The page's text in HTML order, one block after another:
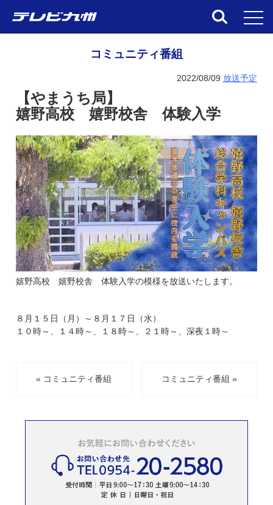
コミュニティ番組
2022/08/09 放送予定
【やまうち局】
嬉野高校 嬉野校舎 体験入学
嬉野高校 嬉野校舎 体験入学の模様を放送いたします。
８月１５日（月）～８月１７日（水）
１０時～、１４時～、１８時～、２１時～、深夜１時～
« コミュニティ番組 コミュニティ番組 »